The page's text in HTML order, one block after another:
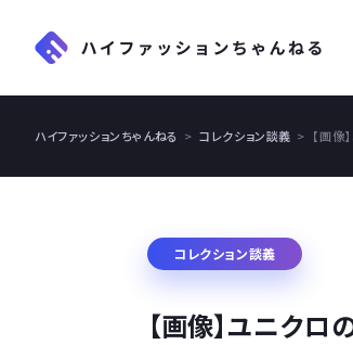
ハイファッションちゃんねる コレクション談義 【画像
コレクション談義
【画像】ユニク